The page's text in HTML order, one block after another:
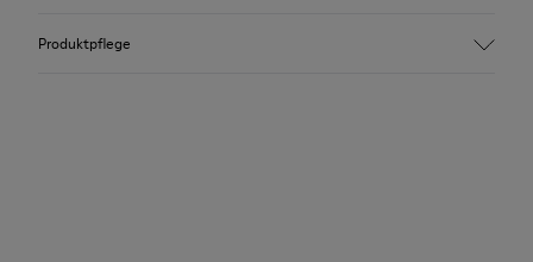
Recycelte Baumwolle
Produktpflege